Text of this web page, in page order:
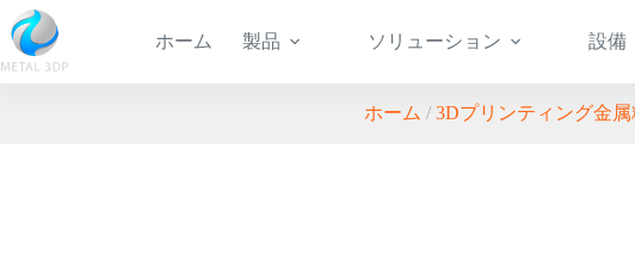
ホーム 製品 ソリューション 設備
ホーム / 3Dプリンティング金属